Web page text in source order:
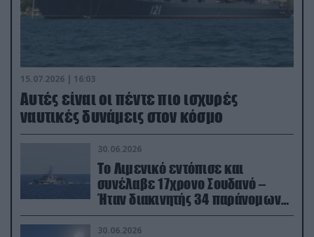
15.07.2026 | 16:03
Aυτές είναι οι πέντε πιο ισχυρές
ναυτικές δυνάμεις στον κόσμο
30.06.2026
Το Λιμενικό εντόπισε και
συνέλαβε 17χρονο Σουδανό –
Ήταν διακινητής 34 παράνομων
μεταναστών
30.06.2026